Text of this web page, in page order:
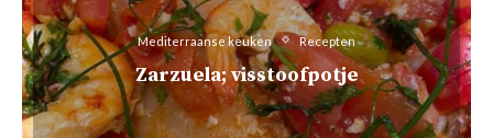
Mediterraanse keuken Recepten
Zarzuela; visstoofpotje